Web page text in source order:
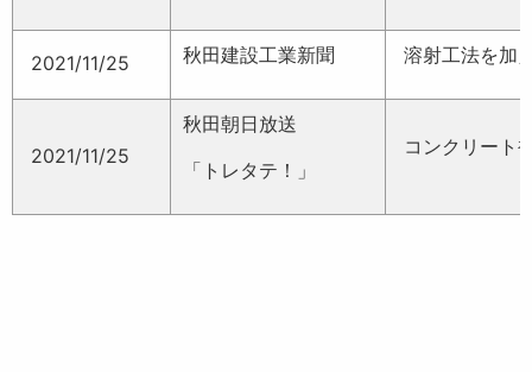
2021/11/25 秋田建設工業新聞 溶射工法を加
2021/11/25
秋田朝日放送
「トレタテ！」
コンクリート